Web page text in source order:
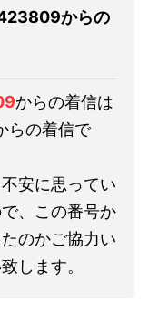
からの
からの着信は
らの着信で
安に思ってい
、この番号か
のかご協力い
します。